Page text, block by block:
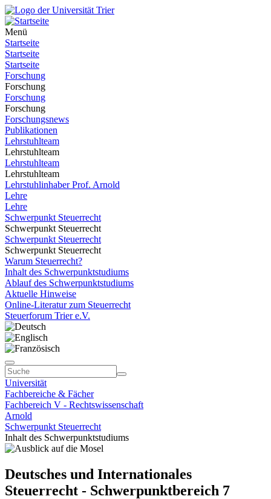
Menü
Startseite
Startseite
Startseite
Forschung
Forschung
Forschung
Forschung
Forschungsnews
Publikationen
Lehrstuhlteam
Lehrstuhlteam
Lehrstuhlteam
Lehrstuhlteam
Lehrstuhlinhaber Prof. Arnold
Lehre
Lehre
Schwerpunkt Steuerrecht
Schwerpunkt Steuerrecht
Schwerpunkt Steuerrecht
Schwerpunkt Steuerrecht
Warum Steuerrecht?
Inhalt des Schwerpunktstudiums
Ablauf des Schwerpunktstudiums
Aktuelle Hinweise
Online-Literatur zum Steuerrecht
Steuerforum Trier e.V.
Universität
Fachbereiche & Fächer
Fachbereich V - Rechtswissenschaft
Arnold
Schwerpunkt Steuerrecht
Inhalt des Schwerpunktstudiums
Deutsches und Internationales
Steuerrecht - Schwerpunktbereich 7